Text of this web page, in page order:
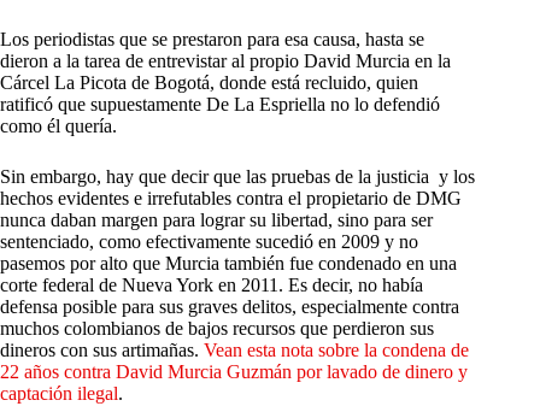
Los periodistas que se prestaron para esa causa, hasta se
dieron a la tarea de entrevistar al propio David Murcia en la
Cárcel La Picota de Bogotá, donde está recluido, quien
ratificó que supuestamente De La Espriella no lo defendió
como él quería.
Sin embargo, hay que decir que las pruebas de la justicia y los
hechos evidentes e irrefutables contra el propietario de DMG
nunca daban margen para lograr su libertad, sino para ser
sentenciado, como efectivamente sucedió en 2009 y no
pasemos por alto que Murcia también fue condenado en una
corte federal de Nueva York en 2011. Es decir, no había
defensa posible para sus graves delitos, especialmente contra
muchos colombianos de bajos recursos que perdieron sus
dineros con sus artimañas. Vean esta nota sobre la condena de
22 años contra David Murcia Guzmán por lavado de dinero y
captación ilegal.